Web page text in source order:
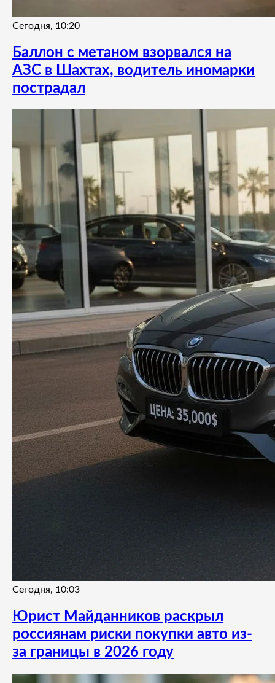
Сегодня, 10:20
Баллон с метаном взорвался на
АЗС в Шахтах, водитель иномарки
пострадал
Сегодня, 10:03
Юрист Майданников раскрыл
россиянам риски покупки авто из-
за границы в 2026 году